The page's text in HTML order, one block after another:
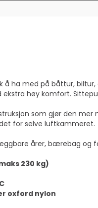
å ha med på båttur,
ekstra høy komfort.
som gjør den
for selve luftkammeret.
årer, bærebag
230 kg)
oxford nylon